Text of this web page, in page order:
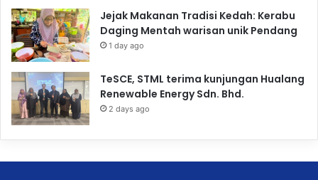
Jejak Makanan Tradisi Kedah: Kerabu
Daging Mentah warisan unik Pendang
1 day ago
TeSCE, STML terima kunjungan Hualang
Renewable Energy Sdn. Bhd.
2 days ago